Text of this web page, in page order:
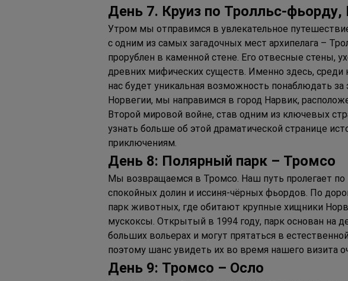
День 7. Круиз по Тролльс-фьорду,
Утром мы отправимся в увлекательное
с одним из самых загадочных мест архипелага –
прорублен в каменной стене. Его отвесные стены,
древних мифических существ. Именно здесь,
нас будет уникальная возможность понаблюдать
Норвегии, мы направимся в город Нарвик,
Второй мировой войне, став одним из ключевых
узнать больше об этой драматической странице
приключениям.
День 8: Полярный парк – Тромсо
Мы возвращаемся в Тромсо. Наш путь пролегает
спокойных долин и иссиня-чёрных фьордов. По
парк животных, где обитают крупные хищники
мускоксы. Открытый в 1994 году, парк основан на
больших вольерах и могут прятаться в
поэтому шанс увидеть их во время нашего визита
День 9: Тромсо – Осло